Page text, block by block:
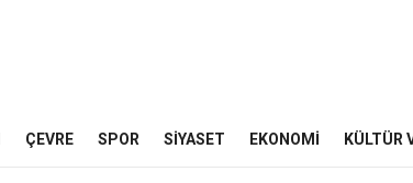
ÇEVRE SPOR SIYASET EKONOMI KÜLTÜR